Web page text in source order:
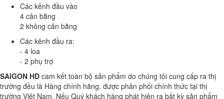
Các kênh đầu vào
4 cân bằng
2 không cân bằng
Các kênh đầu ra:
- 4 loa
- 2 phụ trợ
SAIGON HD cam kết toàn bộ sản phẩm do chúng tôi cung cấp ra thị
trường đều là Hàng chính hãng, được phân phối chính thức tại thị
trường Việt Nam. Nếu Quý khách hàng phát hiện ra bất kỳ sản phẩm